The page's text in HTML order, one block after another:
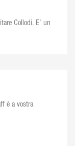
Collodi. E’ un
è a vostra